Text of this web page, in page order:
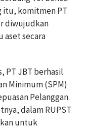
itu, komitmen PT
diwujudkan
aset secara
PT JBT berhasil
Minimum (SPM)
Pelanggan
dalam RUPST
untuk